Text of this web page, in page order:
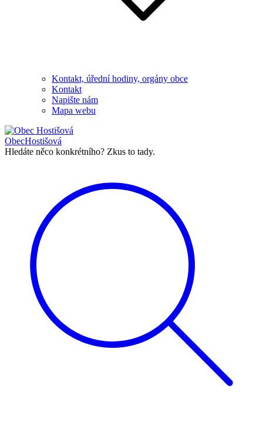
Kontakt, úřední hodiny, orgány obce
Kontakt
Napište nám
Mapa webu
ObecHostišová
Hledáte něco konkrétního? Zkus to tady.